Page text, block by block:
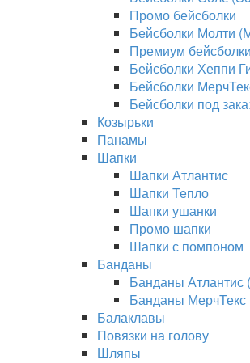
Промо бейсболки
Бейсболки Молти
Премиум бейсболки
Бейсболки Хеппи
Бейсболки
Бейсболки под
Козырьки
Панамы
Шапки
Шапки Атлантис
Шапки Тепло
Шапки ушанки
Промо шапки
Шапки с помпоном
Банданы
Банданы Атлантис
Банданы МерчТекс
Балаклавы
Повязки на голову
Шляпы